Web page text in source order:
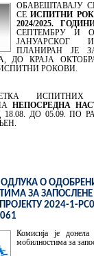
ОБАВЕШТАВАЈУ
СЕИСПИТНИ
2024/2025.
СЕПТЕМБРУ И
ЈАНУАРСКОГ
ПЛАНИРАН ЈЕ
ДО КРАЈА
РОКОВИ.
НЕПОСРЕДНА
ДО 05.09. ПО
ОДЛУКА О
ЗА
2024-1-
Комисија је
мобилностима за